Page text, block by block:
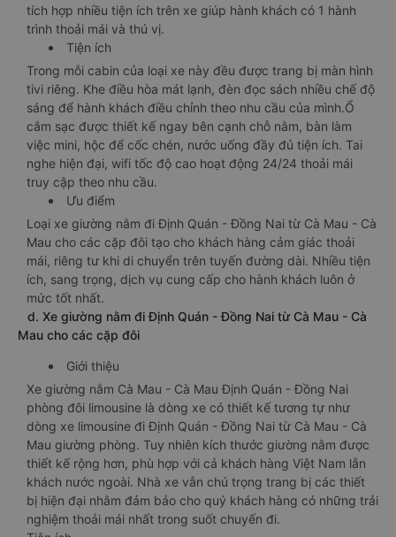
tích hợp nhiều tiện ích trên xe giúp hành khách có 1 hành
trình thoải mái và thú vị.
Tiện ích
Trong mỗi cabin của loại xe này đều được trang bị màn hình
tivi riêng. Khe điều hòa mát lạnh, đèn đọc sách nhiều chế độ
sáng để hành khách điều chỉnh theo nhu cầu của mình.Ổ
cắm sạc được thiết kế ngay bên cạnh chỗ nằm, bàn làm
việc mini, hộc để cốc chén, nước uống đầy đủ tiện ích. Tai
nghe hiện đại, wifi tốc độ cao hoạt động 24/24 thoải mái
truy cập theo nhu cầu.
Ưu điểm
Loại xe giường nằm đi Định Quán - Đồng Nai từ Cà Mau - Cà
Mau cho các cặp đôi tạo cho khách hàng cảm giác thoải
mái, riêng tư khi di chuyển trên tuyến đường dài. Nhiều tiện
ích, sang trọng, dịch vụ cung cấp cho hành khách luôn ở
mức tốt nhất.
d. Xe giường nằm đi Định Quán - Đồng Nai từ Cà Mau - Cà
Mau cho các cặp đôi
Giới thiệu
Xe giường nằm Cà Mau - Cà Mau Định Quán - Đồng Nai
phòng đôi limousine là dòng xe có thiết kế tương tự như
dòng xe limousine đi Định Quán - Đồng Nai từ Cà Mau - Cà
Mau giường phòng. Tuy nhiên kích thước giường nằm được
thiết kế rộng hơn, phù hợp với cả khách hàng Việt Nam lẫn
khách nước ngoài. Nhà xe vẫn chú trọng trang bị các thiết
bị hiện đại nhằm đảm bảo cho quý khách hàng có những trải
nghiệm thoải mái nhất trong suốt chuyến đi.